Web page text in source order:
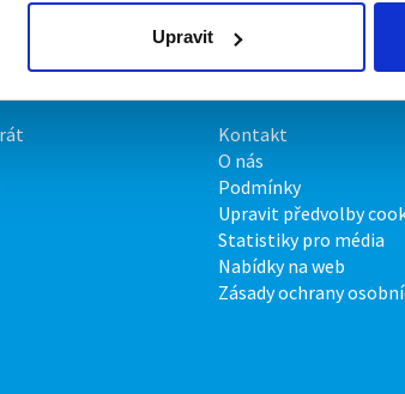
Upravit
Kontakt
O nás
Podmínky
Upravit předvolby
Statistiky pro média
Nabídky na web
Zásady ochrany